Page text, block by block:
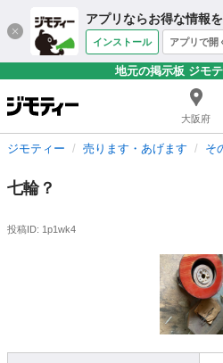
アプリならお得な情報
インストール アプリで開
地元の掲示板 ジモ
大阪府
ジモティー 売ります・あげます そ
七輪？
投稿ID: 1p1wk4